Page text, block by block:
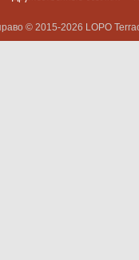
© 2015-2026 LOPO